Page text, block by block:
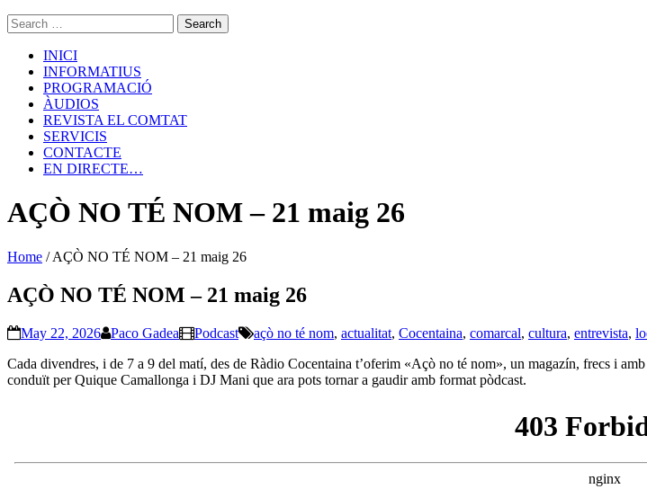
INICI
INFORMATIUS
PROGRAMACIÓ
ÀUDIOS
REVISTA EL COMTAT
SERVICIS
CONTACTE
EN DIRECTE…
AÇÒ NO TÉ NOM – 21 maig 26
Home /AÇÒ NO TÉ NOM – 21 maig 26
AÇÒ NO TÉ NOM – 21 maig 26
May 22, 2026 Paco Gadea Podcast açò no té nom, actualitat, Cocentaina, comarcal, cultura, entrevista,
Cada divendres, i de 7 a 9 del matí, des de Ràdio Cocentaina t’oferim «Açò no té nom», un magazín, frecs i
conduït per Quique Camallonga i DJ Mani que ara pots tornar a gaudir amb format pòdcast.